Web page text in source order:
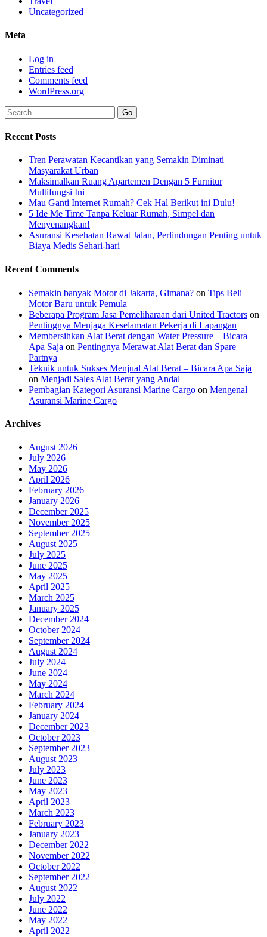
Uncategorized
Meta
Log in
Entries feed
Comments feed
WordPress.org
Recent Posts
Tren Perawatan Kecantikan yang Semakin Diminati
Masyarakat Urban
Maksimalkan Ruang Apartemen Dengan 5 Furnitur
Multifungsi Ini
Mau Ganti Internet Rumah? Cek Hal Berikut ini Dulu!
5 Ide Me Time Tanpa Keluar Rumah, Simpel dan
Menyenangkan!
Asuransi Kesehatan Rawat Jalan, Perlindungan Penting untuk
Biaya Medis Sehari-hari
Recent Comments
Semakin banyak Motor di Jakarta, Gimana? on Tips Beli
Motor Baru untuk Pemula
Beberapa Program Jasa Pemeliharaan dari United Tractors on
Pentingnya Menjaga Keselamatan Pekerja di Lapangan
Membersihkan Alat Berat dengan Water Pressure – Bicara
Apa Saja on Pentingnya Merawat Alat Berat dan Spare
Partnya
Teknik untuk Sukses Menjual Alat Berat – Bicara Apa Saja
on Menjadi Sales Alat Berat yang Andal
Pembagian Kategori Asuransi Marine Cargo on Mengenal
Asuransi Marine Cargo
Archives
August 2026
July 2026
May 2026
April 2026
February 2026
January 2026
December 2025
November 2025
September 2025
August 2025
July 2025
June 2025
May 2025
April 2025
March 2025
January 2025
December 2024
October 2024
September 2024
August 2024
July 2024
June 2024
May 2024
March 2024
February 2024
January 2024
December 2023
October 2023
September 2023
August 2023
July 2023
June 2023
May 2023
April 2023
March 2023
February 2023
January 2023
December 2022
November 2022
October 2022
September 2022
August 2022
July 2022
June 2022
May 2022
April 2022